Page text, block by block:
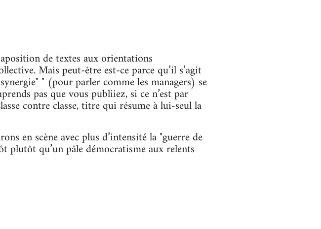
de textes aux orientations
Mais peut-être est-ce parce qu’il s’agit
" (pour parler comme les managers) se
pas que vous publiiez, si ce n’est par
contre classe, titre qui résume à lui-seul la
en scène avec plus d’intensité la "guerre de
plutôt qu’un pâle démocratisme aux relents